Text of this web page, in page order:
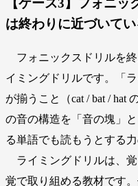
【ケース3】フォニ
は終わりに近づいて
フォニックスドリルを
イミングドリルです。「
が揃うこと（cat / bat / hat
の音の構造を「音の塊」
る単語でも読もうとする
ライミングドリルは、
覚で取り組める教材です